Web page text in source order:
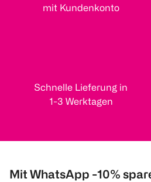
mit Kundenkonto
Schnelle Lieferung in
1-3 Werktagen
Mit WhatsApp -10%